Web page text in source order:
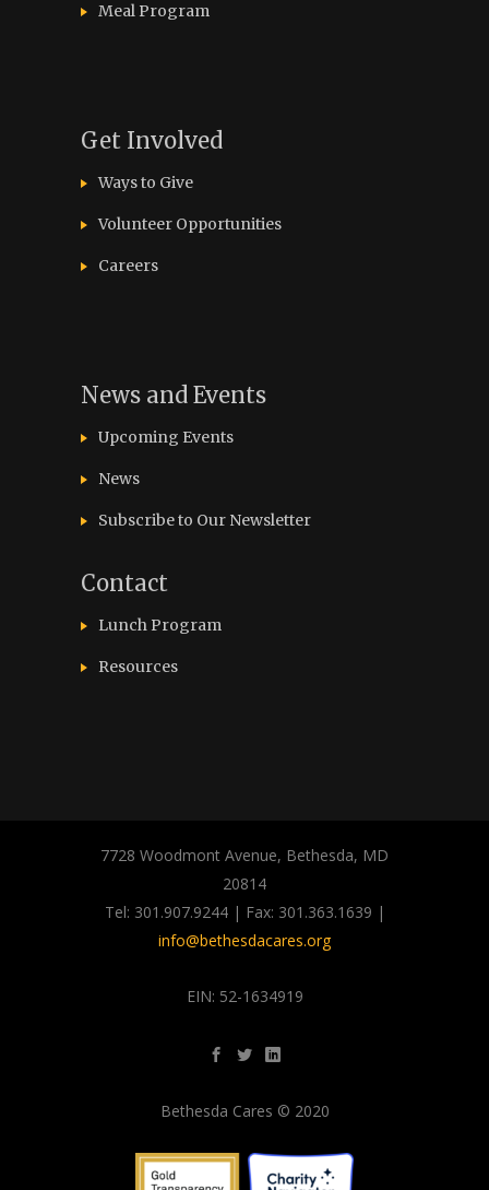
Meal Program
Get Involved
Ways to Give
Volunteer Opportunities
Careers
News and Events
Upcoming Events
News
Subscribe to Our Newsletter
Contact
Lunch Program
Resources
7728 Woodmont Avenue, Bethesda, MD
20814
Tel: 301.907.9244 | Fax: 301.363.1639 |
info@bethesdacares.org
EIN: 52-1634919
Bethesda Cares © 2020